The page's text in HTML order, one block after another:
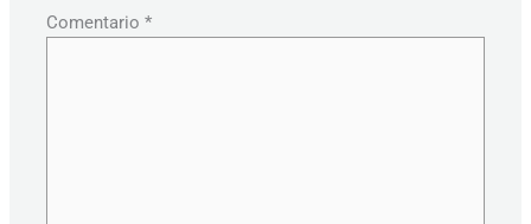
Comentario*